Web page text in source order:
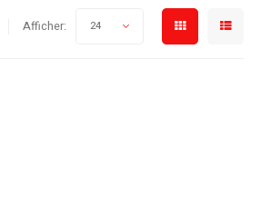
Afficher: 24